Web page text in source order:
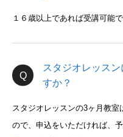
１６歳以上であれば受講可能で
スタジオレッス
すか？
スタジオレッスンの3ヶ月教
ので、申込をいただければ、